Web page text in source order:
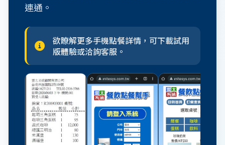
連通。
欲瞭解更多手機點餐詳情，可下載試用
版體驗或洽詢客服。